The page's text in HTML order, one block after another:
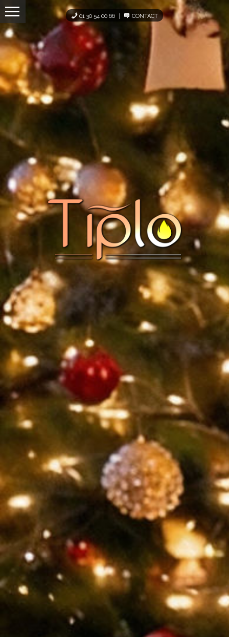
Panneau de gestion des cookies
01 30 54 00 66 CONTACT